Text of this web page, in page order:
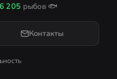
205 рыбов 🐟
Контакты